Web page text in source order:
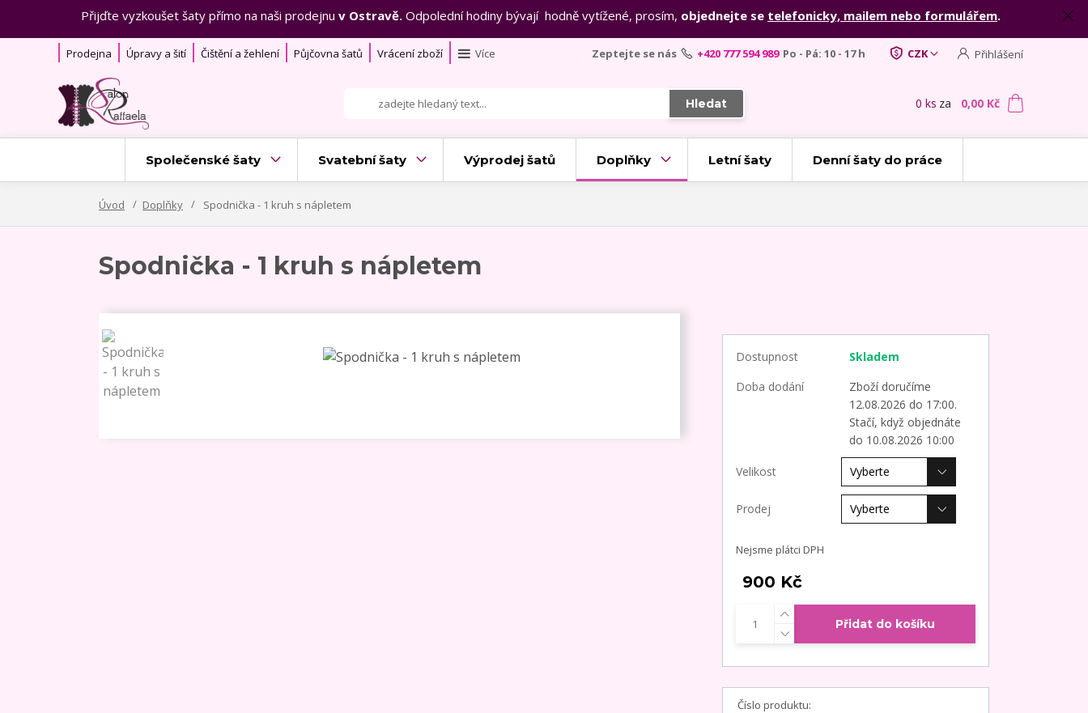
Přijďte vyzkoušet šaty přímo na naši prodejnu v Ostravě. Odpolední hodiny bývají hodně vytížené, prosím, objednejte se telefonicky, mailem nebo formulářem.
Prodejna Úpravy a šití Čištění a žehlení Půjčovna šatů Vrácení zboží Více CZK Přihlášení
Hledat
Zeptejte se nás +420 777 594 989 Po - Pá: 10 - 17 h
0 ks za 0,00 Kč
Společenské šaty Svatební šaty Výprodej šatů Doplňky Letní šaty Denní šaty do práce
Úvod Doplňky Spodnička - 1 kruh s nápletem
Spodnička - 1 kruh s nápletem
Dostupnost
Skladem
Doba dodání
Zboží doručíme
12.08.2026 do 17:00.
Stačí, když objednáte
do 10.08.2026 10:00
Velikost
Prodej
Nejsme plátci DPH
900 Kč
Přidat do košíku
Číslo produktu: